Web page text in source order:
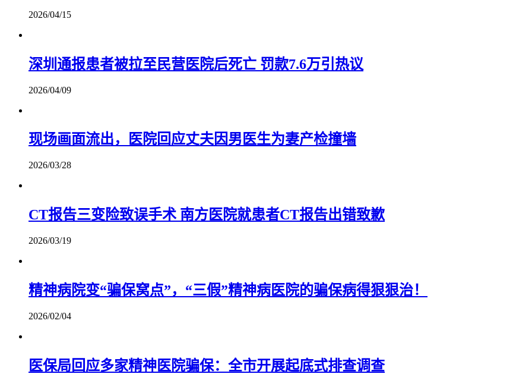
2026/04/15
深圳通报患者被拉至民营医院后死亡 罚款7.6万引热议
2026/04/09
现场画面流出，医院回应丈夫因男医生为妻产检撞墙
2026/03/28
CT报告三变险致误手术 南方医院就患者CT报告出错致歉
2026/03/19
精神病院变“骗保窝点”，“三假”精神病医院的骗保病得狠狠治！
2026/02/04
医保局回应多家精神医院骗保：全市开展起底式排查调查